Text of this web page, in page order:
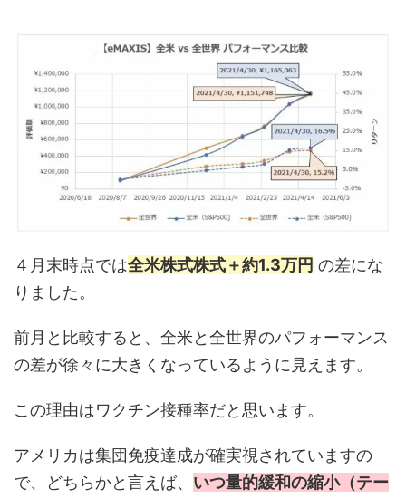
４月末時点では全米株式株式＋約1.3万円 の差にな
りました。
前月と比較すると、全米と全世界のパフォーマンス
の差が徐々に大きくなっているように見えます。
この理由はワクチン接種率だと思います。
アメリカは集団免疫達成が確実視されていますの
で、どちらかと言えば、 いつ量的緩和の縮小（テー